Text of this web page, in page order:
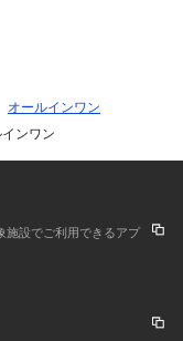
オールインワン
ンワン
施設でご利用できるアプ